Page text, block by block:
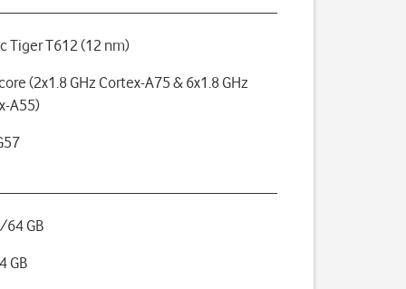
Tiger T612 (12 nm)
(2x1.8 GHz Cortex-A75 & 6x1.8 GHz
A55)
64 GB
GB